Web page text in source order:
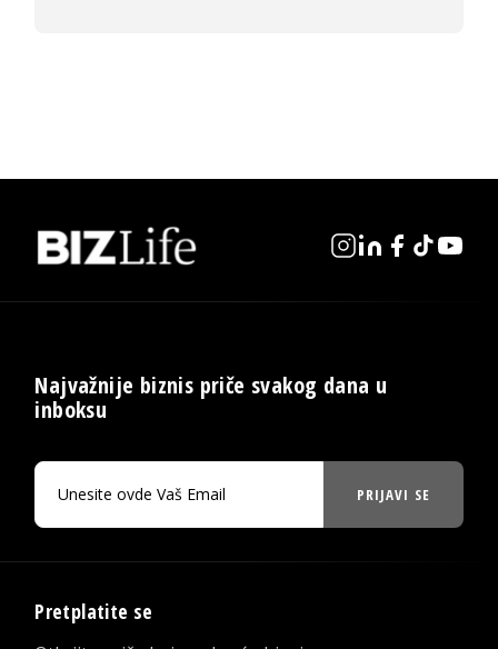
Najvažnije biznis priče svakog dana u
inboksu
PRIJAVI SE
Pretplatite se